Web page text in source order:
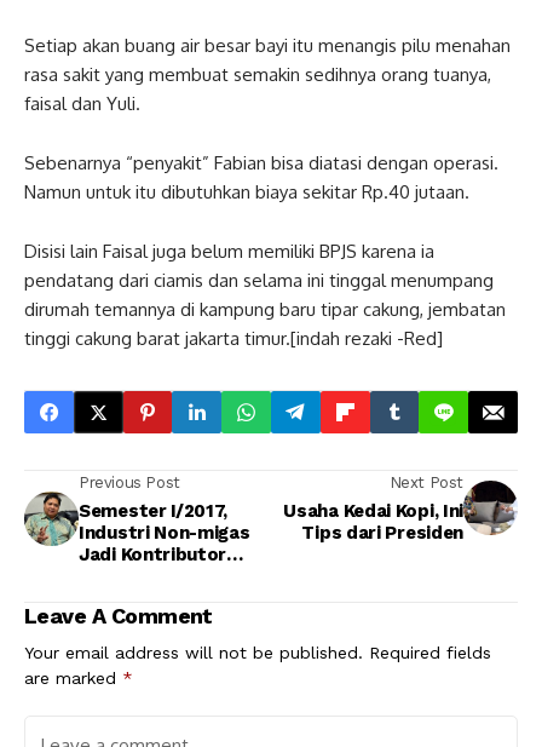
Setiap akan buang air besar bayi itu menangis pilu menahan
rasa sakit yang membuat semakin sedihnya orang tuanya,
faisal dan Yuli.
Sebenarnya “penyakit” Fabian bisa diatasi dengan operasi.
Namun untuk itu dibutuhkan biaya sekitar Rp.40 jutaan.
Disisi lain Faisal juga belum memiliki BPJS karena ia
pendatang dari ciamis dan selama ini tinggal menumpang
dirumah temannya di kampung baru tipar cakung, jembatan
tinggi cakung barat jakarta timur.[indah rezaki -Red]
Previous Post
Semester I/2017,
Industri Non-migas
Jadi Kontributor
Next Post
Usaha Kedai Kopi, Ini
Tips dari Presiden
Leave A Comment
Your email address will not be published. Required fields
are marked *